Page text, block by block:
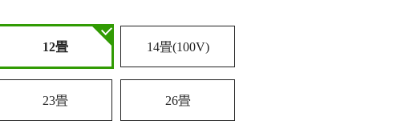
12畳 14畳(100V)
23畳 26畳